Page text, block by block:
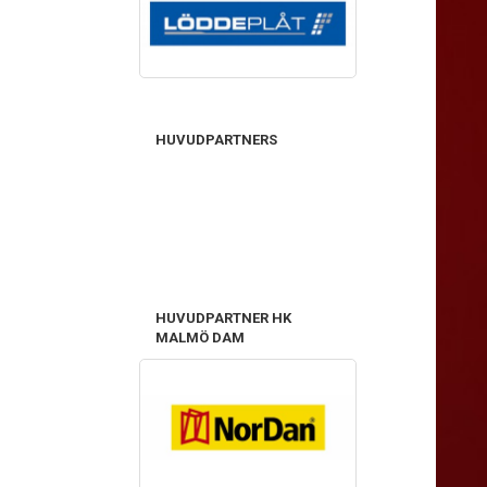
HUVUDPARTNERS
HUVUDPARTNER HK
MALMÖ DAM